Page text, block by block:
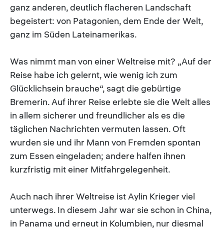
ganz anderen, deutlich flacheren Landschaft
begeistert: von Patagonien, dem Ende der Welt,
ganz im Süden Lateinamerikas.
Was nimmt man von einer Weltreise mit? „Auf der
Reise habe ich gelernt, wie wenig ich zum
Glücklichsein brauche“, sagt die gebürtige
Bremerin. Auf ihrer Reise erlebte sie die Welt alles
in allem sicherer und freundlicher als es die
täglichen Nachrichten vermuten lassen. Oft
wurden sie und ihr Mann von Fremden spontan
zum Essen eingeladen; andere halfen ihnen
kurzfristig mit einer Mitfahrgelegenheit.
Auch nach ihrer Weltreise ist Aylin Krieger viel
unterwegs. In diesem Jahr war sie schon in China,
in Panama und erneut in Kolumbien, nur diesmal